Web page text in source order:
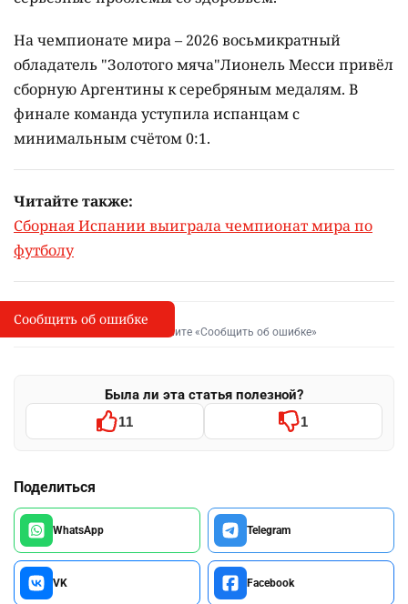
На чемпионате мира – 2026 восьмикратный
обладатель "Золотого мяча"Лионель Месси привёл
сборную Аргентины к серебряным медалям. В
финале команда уступила испанцам с
минимальным счётом 0:1.
Читайте также:
Сборная Испании выиграла чемпионат мира по
футболу
I
Сообщить об опечатке
Выделите фрагмент и нажмите «Сообщить об ошибке»
Была ли эта статья полезной?
11 1
Поделиться
WhatsApp Telegram
VK Facebook
Сообщить об ошибке